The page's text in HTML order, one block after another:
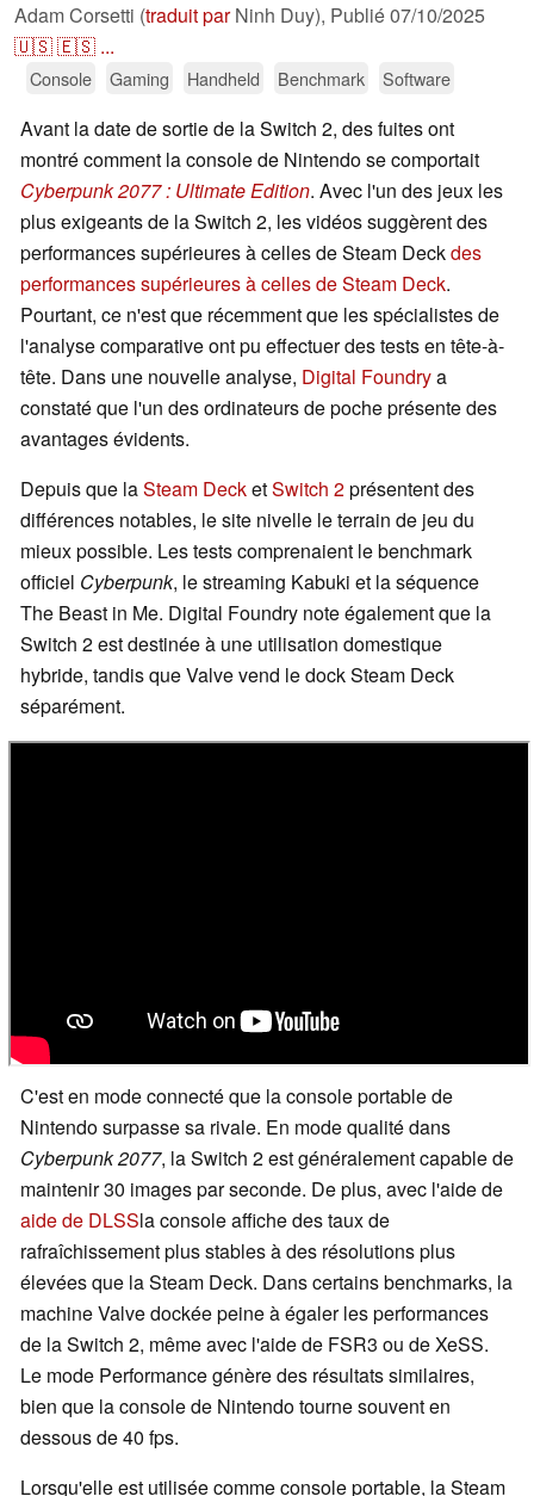
Adam Corsetti (traduit parNinh Duy), Publié07/10/2025
🇺🇸🇪🇸 ...
Console Gaming Handheld Benchmark Software
Avant la date de sortie de la Switch 2, des fuites ont
montré comment la console de Nintendo se comportait
Cyberpunk 2077 : Ultimate Edition. Avec l'un des jeux les
plus exigeants de la Switch 2, les vidéos suggèrent des
performances supérieures à celles de Steam Deckdes
performances supérieures à celles de Steam Deck.
Pourtant, ce n'est que récemment que les spécialistes de
l'analyse comparative ont pu effectuer des tests en tête-à-
tête. Dans une nouvelle analyse, Digital Foundrya
constaté que l'un des ordinateurs de poche présente des
avantages évidents.
Depuis que laSteam DecketSwitch 2présentent des
différences notables, le site nivelle le terrain de jeu du
mieux possible. Les tests comprenaient le benchmark
officiel Cyberpunk, le streaming Kabuki et la séquence
The Beast in Me. Digital Foundry note également que la
Switch 2 est destinée à une utilisation domestique
hybride, tandis que Valve vend le dock Steam Deck
séparément.
C'est en mode connecté que la console portable de
Nintendo surpasse sa rivale. En mode qualité dans
Cyberpunk 2077, la Switch 2 est généralement capable de
maintenir 30 images par seconde. De plus, avec l'aide de
aide de DLSSla console affiche des taux de
rafraîchissement plus stables à des résolutions plus
élevées que la Steam Deck. Dans certains benchmarks, la
machine Valve dockée peine à égaler les performances
de la Switch 2, même avec l'aide de FSR3 ou de XeSS.
Le mode Performance génère des résultats similaires,
bien que la console de Nintendo tourne souvent en
dessous de 40 fps.
Lorsqu'elle est utilisée comme console portable, la Steam